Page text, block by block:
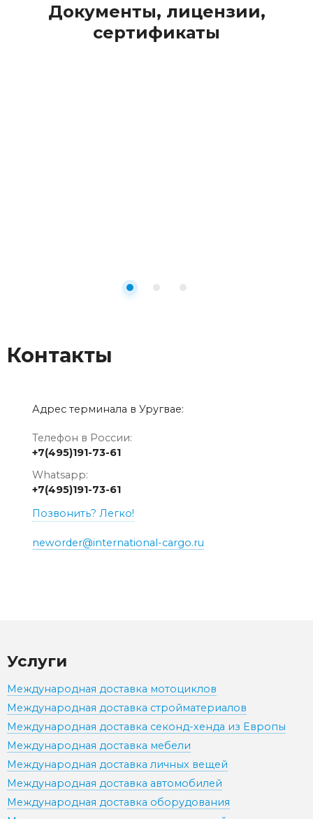
Документы, лицензии,
сертификаты
Контакты
Адрес терминала в Уругвае:
Телефон в России:
+7(495)191-73-61
Whatsapp:
+7(495)191-73-61
Позвонить? Легко!
neworder@international-cargo.ru
Услуги
Международная доставка мотоциклов
Международная доставка стройматериалов
Международная доставка секонд-хенда из Европы
Международная доставка мебели
Международная доставка личных вещей
Международная доставка автомобилей
Международная доставка оборудования